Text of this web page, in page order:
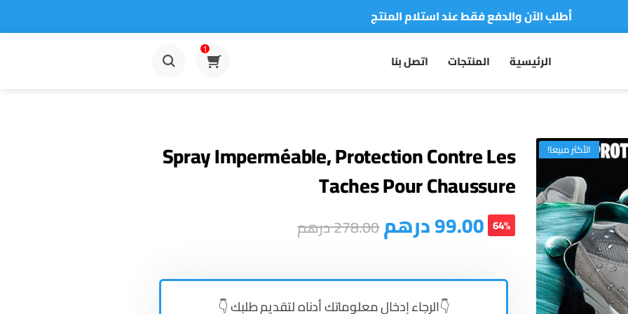
أطلب الآن والدفع فقط عند استلام المنتج
الرئيسية المنتجات اتصل بنا
1
الأكثر مبيعا!
Spray Imperméable, Protection Contre Les
Taches Pour Chaussure
99.00درهم278.00درهم 64%
👇الرجاء إدخال معلوماتك أدناه لتقديم طلبك 👇